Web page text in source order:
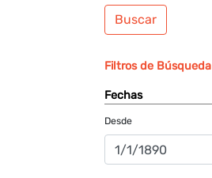
Buscar
Filtros de Búsqueda
Fechas
Desde